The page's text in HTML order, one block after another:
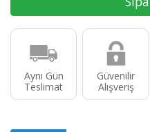
Aynı Gün
Teslimat
Güvenilir
Alışveriş